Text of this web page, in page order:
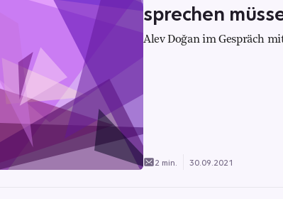
sprechen
Alev Doğan im Gespräch
2 min. 30.09.2021